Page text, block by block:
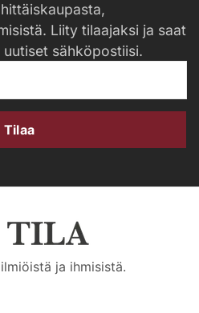
Liity tilaajaksi ja saat
sähköpostiisi.
Tilaa
ja ihmisistä.